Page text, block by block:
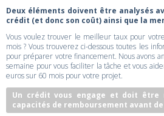
Deux éléments doivent être analysés
crédit (et donc son coût) ainsi que la
Vous voulez trouver le meilleur taux pour votre
mois ? Vous trouverez ci-dessous toutes les
pour préparer votre financement. Nous avons
semaine pour vous faciliter la tâche et vous
euros sur 60 mois pour votre projet.
Un crédit vous engage et doit être
capacités de remboursement avant